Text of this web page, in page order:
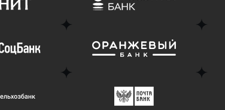
в АТБ Банк
заявку
Банк
Оправить заявку
в Ингосстрах Банк
заявку
Оправить заявку
в Банк Оранжевый